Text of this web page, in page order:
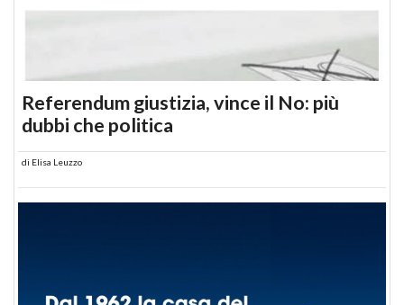
Referendum giustizia, vince il No: più
dubbi che politica
di Elisa Leuzzo